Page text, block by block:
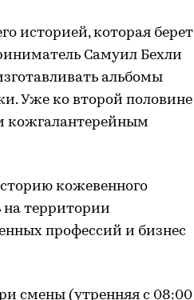
историей, которая берет
Самуил Бехли
альбомы
Уже ко второй половине
кожгалантерейным
кожевенного
на территории
профессий и бизнес
смены (утренняя с 08:00